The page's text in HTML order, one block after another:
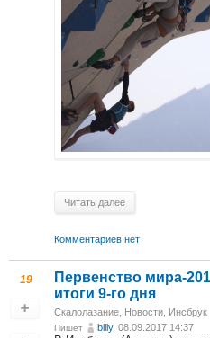
Читать далее
Комментариев нет
19
Первенство мира-
итоги 9-го дня
Скалолазание Новости Инсбрук
Пишет billy, 08.09.2017 14:37